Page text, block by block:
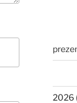
2026